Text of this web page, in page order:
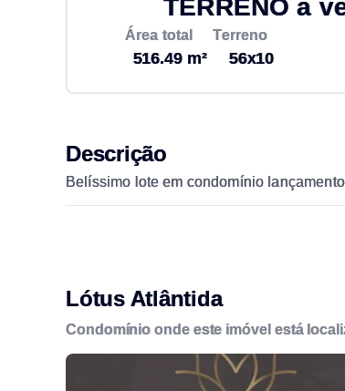
TERRENO à
Área total
516.49 m²
Terreno
56x10
Descrição
Belíssimo lote em condomínio
Lótus Atlântida
Condomínio onde este imóvel está